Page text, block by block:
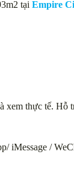
tại Empire
xem thực tế. Hỗ
iMessage /